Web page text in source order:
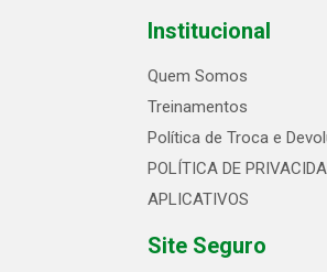
Institucional
Quem Somos
Treinamentos
Política de Troca e
POLÍTICA DE
APLICATIVOS
Site Seguro